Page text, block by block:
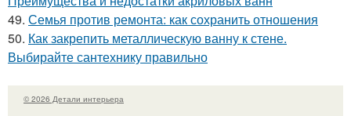
49. Семья против ремонта: как сохранить отношения
50. Как закрепить металлическую ванну к стене.
Выбирайте сантехнику правильно
© 2026 Детали интерьера